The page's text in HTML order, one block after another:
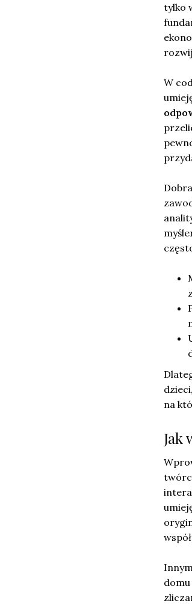
tylko
W
na
Jak